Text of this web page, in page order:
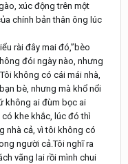
xúc động trên một
chính bản thân ông lúc
rài đây mai đó,”bèo
đói ngày nào, nhưng
không có cái mái nhà,
bè, nhưng mà khổ nổi
không ai đùm bọc ai
khe khắc, lúc đó thì
nhà cả, vì tôi không có
người cả.Tôi nghĩ ra
vãng lai rồi mình chui